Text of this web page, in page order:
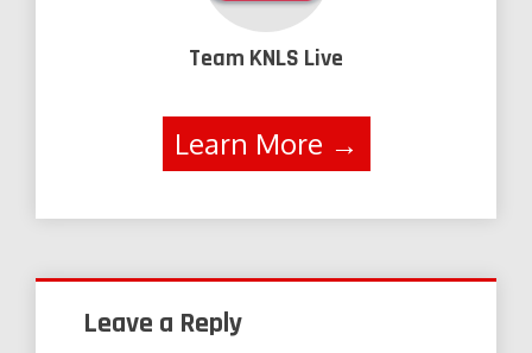
Team KNLS Live
Learn More →
Leave a Reply